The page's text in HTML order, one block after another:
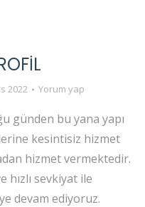
2022 Yorum yap
günden bu yana yapı
kesintisiz hizmet
hizmet vermektedir.
hızlı sevkiyat ile
devam ediyoruz.